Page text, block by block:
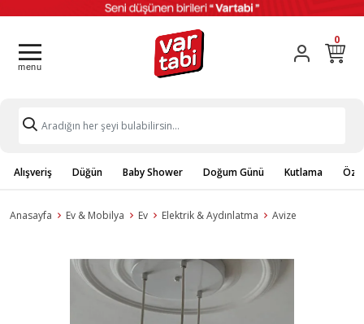
0
Alışveriş Düğün Baby Shower Doğum Günü Kutlama
Anasayfa Ev & Mobilya Ev Elektrik & Aydınlatma Avize